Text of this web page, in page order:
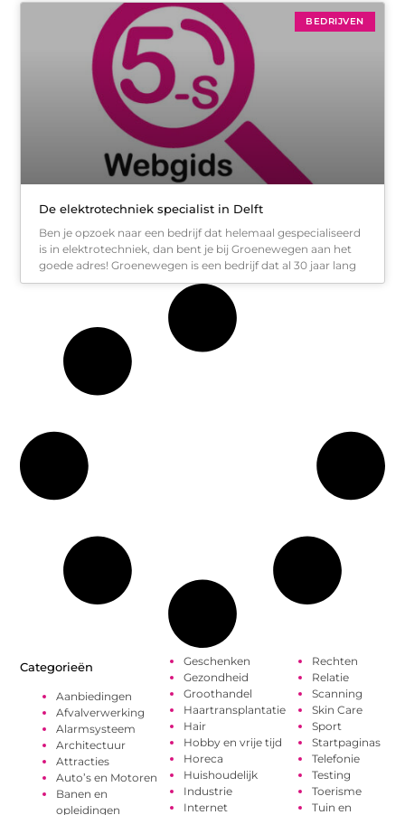
BEDRIJVEN
De elektrotechniek specialist in Delft
Ben je opzoek naar een bedrijf dat helemaal gespecialiseerd
is in elektrotechniek, dan bent je bij Groenewegen aan het
goede adres! Groenewegen is een bedrijf dat al 30 jaar lang
Categorieën
Aanbiedingen
Afvalverwerking
Alarmsysteem
Architectuur
Attracties
Auto’s en Motoren
Banen en
opleidingen
Geschenken
Gezondheid
Groothandel
Haartransplantatie
Hair
Hobby en vrije tijd
Horeca
Huishoudelijk
Industrie
Internet
Rechten
Relatie
Scanning
Skin Care
Sport
Startpaginas
Telefonie
Testing
Toerisme
Tuin en